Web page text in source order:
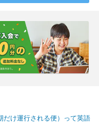
だけ運行される便）って英語